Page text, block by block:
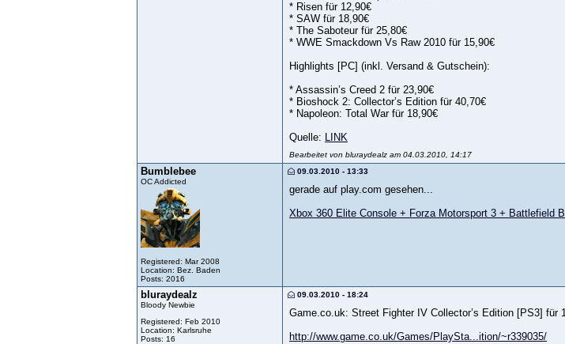
* Risen für 12,90€
* SAW für 18,90€
* The Saboteur für 25,80€
* WWE Smackdown Vs Raw 2010 für 15,90€
Highlights [PC] (inkl. Versand & Gutschein):
* Assassin’s Creed 2 für 23,90€
* Bioshock 2: Collector’s Edition für 40,70€
* Napoleon: Total War für 18,90€
Quelle: LINK
Bearbeitet von bluraydealz am 04.03.2010, 14:17
Bumblebee
OC Addicted
Registered: Mar 2008
Location: Bez. Baden
Posts: 2016
09.03.2010 - 13:33
gerade auf play.com gesehen...
Xbox 360 Elite Console + Forza Motorsport 3 + Battlefield
bluraydealz
Bloody Newbie
Registered: Feb 2010
Location: Karlsruhe
Posts: 16
09.03.2010 - 18:24
Game.co.uk: Street Fighter IV Collector’s Edition [PS3] für
http://www.game.co.uk/Games/PlaySta...ition/~r339035/